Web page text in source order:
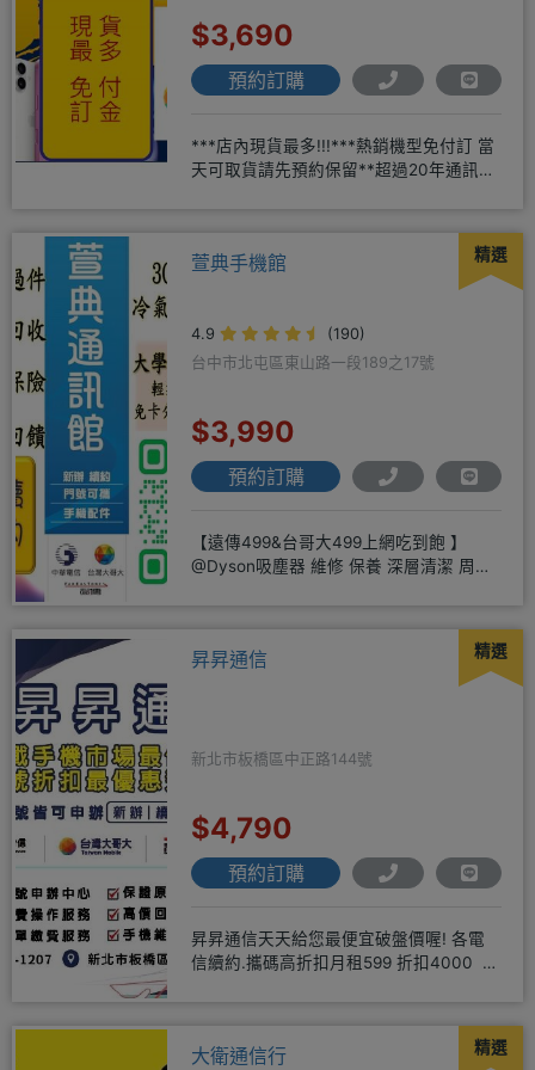
$3,690
預約訂購
***店內現貨最多!!!***熱銷機型免付訂 當
天可取貨請先預約保留**超過20年通訊經
精選
萱典手機館
4.9
(190)
台中市北屯區東山路一段189之17號
$3,990
預約訂購
【遠傳499&台哥大499上網吃到飽 】
@Dyson吸塵器 維修 保養 深層清潔 周邊
精選
昇昇通信
新北市板橋區中正路144號
$4,790
預約訂購
昇昇通信天天給您最便宜破盤價喔! 各電
信續約.攜碼高折扣月租599 折扣4000 月
精選
大衛通信行